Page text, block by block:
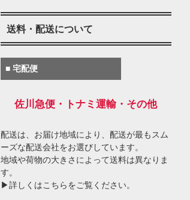
送料・配送について
■ 宅配便
佐川急便・トナミ運輸・その他
配送は、お届け地域により、配送が最もスム
ーズな配送会社をお選びしています。
地域や荷物の大きさによって送料は異なりま
す。
▶詳しくはこちらをご覧ください。